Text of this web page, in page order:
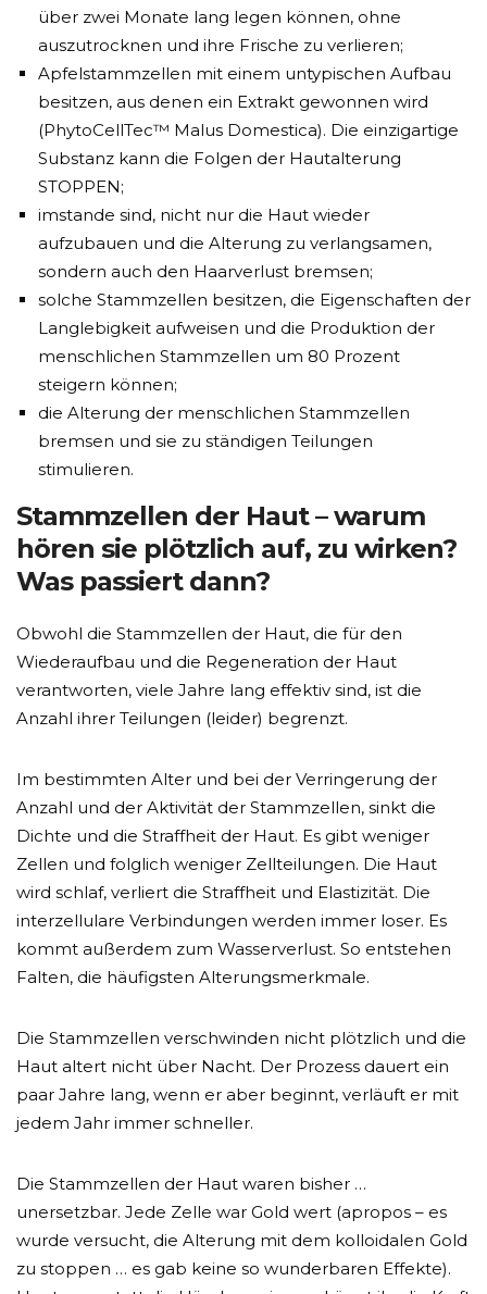
über zwei Monate lang legen können, ohne
auszutrocknen und ihre Frische zu verlieren;
Apfelstammzellen mit einem untypischen Aufbau
besitzen, aus denen ein Extrakt gewonnen wird
(PhytoCellTec™ Malus Domestica). Die einzigartige
Substanz kann die Folgen der Hautalterung
STOPPEN;
imstande sind, nicht nur die Haut wieder
aufzubauen und die Alterung zu verlangsamen,
sondern auch den Haarverlust bremsen;
solche Stammzellen besitzen, die Eigenschaften der
Langlebigkeit aufweisen und die Produktion der
menschlichen Stammzellen um 80 Prozent
steigern können;
die Alterung der menschlichen Stammzellen
bremsen und sie zu ständigen Teilungen
stimulieren.
Stammzellen der Haut – warum
hören sie plötzlich auf, zu wirken?
Was passiert dann?
Obwohl die Stammzellen der Haut, die für den
Wiederaufbau und die Regeneration der Haut
verantworten, viele Jahre lang effektiv sind, ist die
Anzahl ihrer Teilungen (leider) begrenzt.
Im bestimmten Alter und bei der Verringerung der
Anzahl und der Aktivität der Stammzellen, sinkt die
Dichte und die Straffheit der Haut. Es gibt weniger
Zellen und folglich weniger Zellteilungen. Die Haut
wird schlaf, verliert die Straffheit und Elastizität. Die
interzellulare Verbindungen werden immer loser. Es
kommt außerdem zum Wasserverlust. So entstehen
Falten, die häufigsten Alterungsmerkmale.
Die Stammzellen verschwinden nicht plötzlich und die
Haut altert nicht über Nacht. Der Prozess dauert ein
paar Jahre lang, wenn er aber beginnt, verläuft er mit
jedem Jahr immer schneller.
Die Stammzellen der Haut waren bisher …
unersetzbar. Jede Zelle war Gold wert (apropos – es
wurde versucht, die Alterung mit dem kolloidalen Gold
zu stoppen … es gab keine so wunderbaren Effekte).